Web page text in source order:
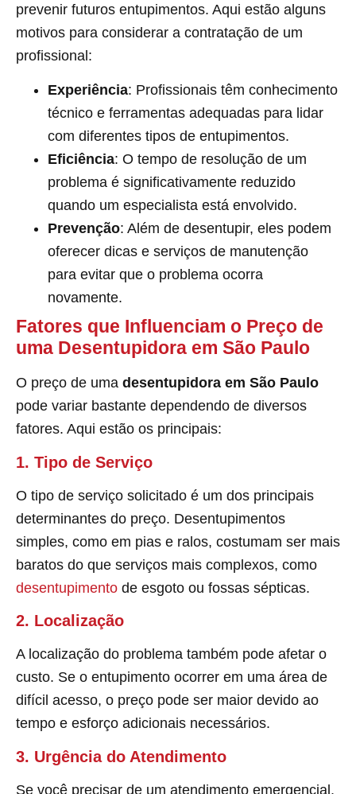
prevenir futuros entupimentos. Aqui estão alguns
motivos para considerar a contratação de um
profissional:
Experiência: Profissionais têm conhecimento
técnico e ferramentas adequadas para lidar
com diferentes tipos de entupimentos.
Eficiência: O tempo de resolução de um
problema é significativamente reduzido
quando um especialista está envolvido.
Prevenção: Além de desentupir, eles podem
oferecer dicas e serviços de manutenção
para evitar que o problema ocorra
novamente.
Fatores que Influenciam o Preço de
uma Desentupidora em São Paulo
O preço de uma desentupidora em São Paulo
pode variar bastante dependendo de diversos
fatores. Aqui estão os principais:
1. Tipo de Serviço
O tipo de serviço solicitado é um dos principais
determinantes do preço. Desentupimentos
simples, como em pias e ralos, costumam ser mais
baratos do que serviços mais complexos, como
desentupimento de esgoto ou fossas sépticas.
2. Localização
A localização do problema também pode afetar o
custo. Se o entupimento ocorrer em uma área de
difícil acesso, o preço pode ser maior devido ao
tempo e esforço adicionais necessários.
3. Urgência do Atendimento
Se você precisar de um atendimento emergencial,